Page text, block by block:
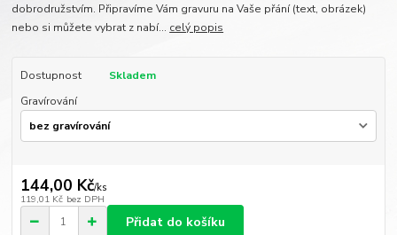
dobrodružstvím. Připravíme Vám gravuru na Vaše přání (text, obrázek)
nebo si můžete vybrat z nabí... celý popis
Dostupnost
Skladem
Gravírování
144,00 Kč/ks
119,01 Kč bez DPH
Přidat do košíku